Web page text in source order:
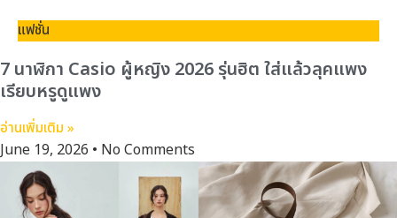
แฟชั่น
7 นาฬิกา Casio ผู้หญิง 2026 รุ่นฮิต ใส่แล้วลุคแพง
เรียบหรูดูแพง
อ่านเพิ่มเติม »
June 19, 2026 No Comments